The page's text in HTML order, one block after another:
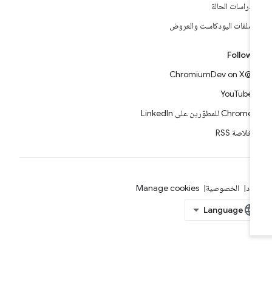
دراسات الحالة
ملفات البودكاست والعروض
Follow
YouTube
Chrome للمطوّرين على LinkedIn
خلاصة RSS
الخصوصية Manage cookies